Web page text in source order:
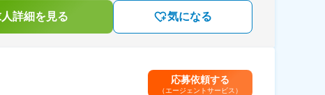
詳細を見る 気になる
応募依頼する
（エージェントサービス）